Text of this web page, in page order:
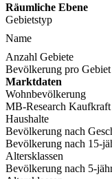
Räumliche Ebene
Gebietstyp
Name
Anzahl Gebiete
Bevölkerung pro Gebiet
Marktdaten
Wohnbevölkerung
MB-Research Kaufkraft
Haushalte
Bevölkerung nach
Bevölkerung nach 15-
Altersklassen
Bevölkerung nach 5-